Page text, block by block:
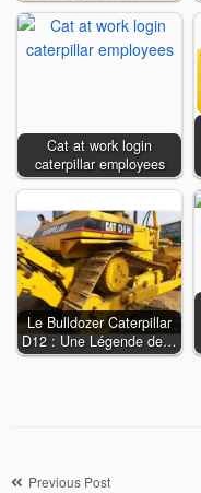
Cat at work login
caterpillar employees
Le Bulldozer Caterpillar
D12 : Une Légende de…
Navigation
Previous Post